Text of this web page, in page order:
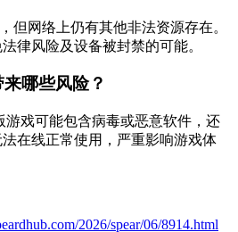
但网络上仍有其他非法资源存在。
律风险及设备被封禁的可能。
哪些风险？
游戏可能包含病毒或恶意软件，还
在线正常使用，严重影响游戏体
2026/spear/06/8914.html